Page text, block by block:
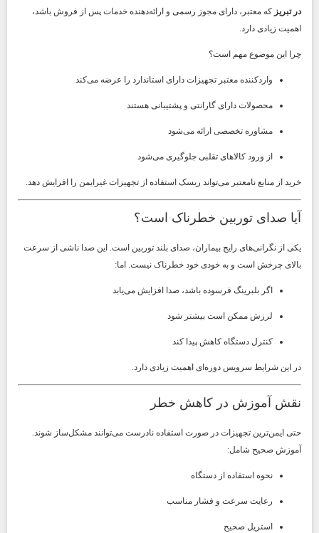
در تبریز که معتبر، دارای مجوز رسمی و ارائه‌دهنده خدمات پس از فروش باشد،
اهمیت زیادی دارد.
چرا این موضوع مهم است؟
واردکننده معتبر تجهیزات دارای استاندارد را عرضه می‌کند
محصولات دارای گارانتی و پشتیبانی هستند
مشاوره تخصصی ارائه می‌شود
از ورود کالاهای تقلبی جلوگیری می‌شود
خرید از منابع نامعتبر می‌تواند ریسک استفاده از تجهیزات غیرایمن را افزایش دهد.
آیا صدای توربین خطرناک است؟
یکی از نگرانی‌های رایج بیماران، صدای بلند توربین است. این صدا ناشی از سرعت
بالای چرخش است و به خودی خود خطرناک نیست. اما:
اگر بلبرینگ فرسوده باشد، صدا افزایش می‌یابد
لرزش ممکن است بیشتر شود
کنترل دستگاه کاهش پیدا کند
در این شرایط سرویس دوره‌ای اهمیت زیادی دارد.
نقش آموزش در کاهش خطر
حتی ایمن‌ترین تجهیزات در صورت استفاده نادرست می‌توانند مشکل‌ساز شوند.
آموزش صحیح شامل:
نحوه استفاده از دستگاه
رعایت سرعت و فشار مناسب
استریل صحیح